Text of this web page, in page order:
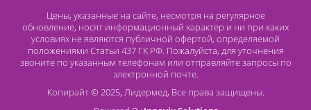
О компании Лидермед
O нас Производители